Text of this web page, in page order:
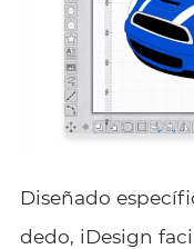
Diseñado
dedo, iDesign